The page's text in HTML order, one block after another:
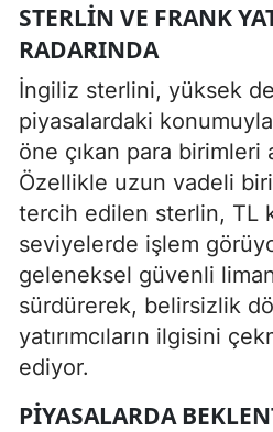
STERLIN VE FRANK
RADARINDA
İngiliz sterlini, yüksek
piyasalardaki
öne çıkan para birimleri
Özellikle uzun vadeli
tercih edilen sterlin, TL
seviyelerde işlem
geleneksel güvenli
sürdürerek, belirsizlik
yatırımcıların ilgisini
ediyor.
PIYASALARDA